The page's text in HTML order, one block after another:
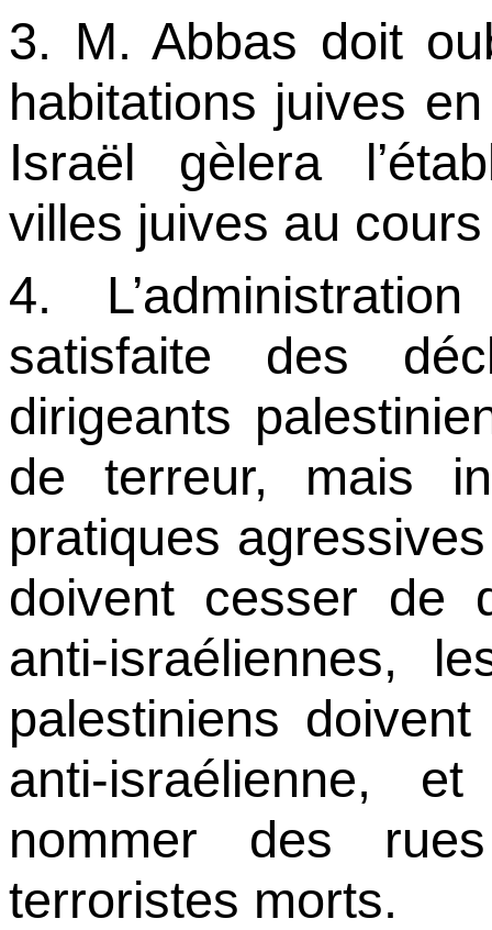
3. M. Abbas doit
habitations juives
Israël gèlera
villes juives au
4.
satisfaite des
dirigeants
de terreur, mais
pratiques
doivent cesser de
anti-israéliennes,
palestiniens
anti-israélienne,
nommer des
terroristes morts.